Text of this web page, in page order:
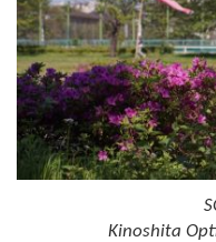
Kinoshita